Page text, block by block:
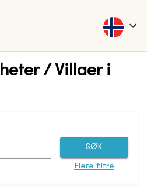
/ Villaer i
SØK
Flere filtre